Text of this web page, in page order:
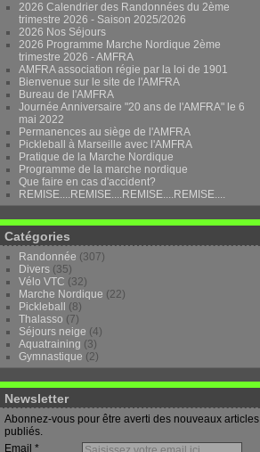
2026 Calendrier des Randonnées du 2ème
trimestre 2026 - Saison 2025/2026
2026 Nos Séjours
2026 Programme Marche Nordique 2ème
trimestre 2026 - AMFRA
AMFRA association régie par la loi de 1901
Bienvenue sur le site de l'AMFRA
Bureau de l'AMFRA
Journée Anniversaire "20 ans de l'AMFRA" le 6
mai 2022
Permanences au siège de l'AMFRA
Pickleball à Marseille avec l'AMFRA
Pratique de la Marche Nordique
Programme de la marche nordique
Que faire en cas d'accident?
REMISE....REMISE....REMISE....REMISE....
Catégories
Randonnée (307)
Divers (35)
Vélo VTC (32)
Marche Nordique (22)
Pickleball
(8)
Thalasso (7)
Séjours neige (4)
Aquatraining (3)
Gymnastique (2)
Newsletter
Abonnez-vous pour être averti des nouveaux articles
publiés.
Email